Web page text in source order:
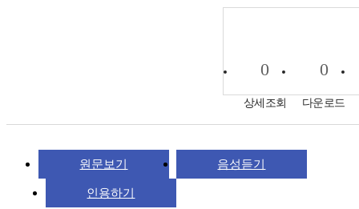
0
상세조회
0
다운로드
원문보기 음성듣기
인용하기